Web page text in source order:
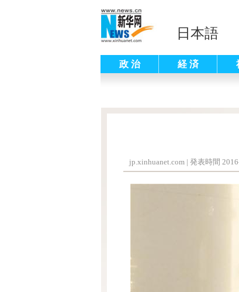
日本語
政 治 経 済
jp.xinhuanet.com | 発表時間